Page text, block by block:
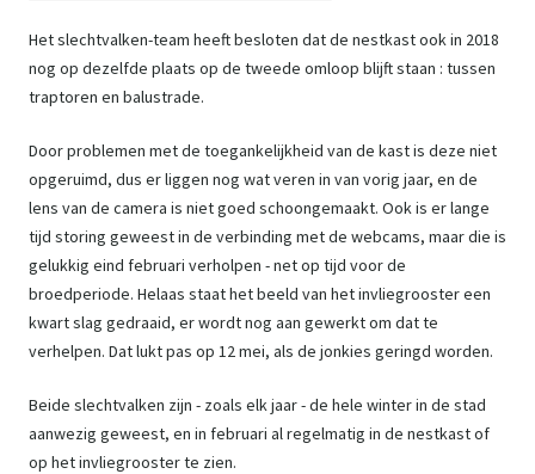
Het slechtvalken-team heeft besloten dat de nestkast ook in 2018
nog op dezelfde plaats op de tweede omloop blijft staan : tussen
traptoren en balustrade.
Door problemen met de toegankelijkheid van de kast is deze niet
opgeruimd, dus er liggen nog wat veren in van vorig jaar, en de
lens van de camera is niet goed schoongemaakt. Ook is er lange
tijd storing geweest in de verbinding met de webcams, maar die is
gelukkig eind februari verholpen - net op tijd voor de
broedperiode. Helaas staat het beeld van het invliegrooster een
kwart slag gedraaid, er wordt nog aan gewerkt om dat te
verhelpen. Dat lukt pas op 12 mei, als de jonkies geringd worden.
Beide slechtvalken zijn - zoals elk jaar - de hele winter in de stad
aanwezig geweest, en in februari al regelmatig in de nestkast of
op het invliegrooster te zien.